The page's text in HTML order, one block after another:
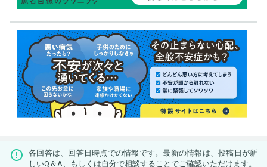
各回答は、回答日時点での情報です。最新の情報は、投稿日が新
しいQ＆A、もしくは自分で相談する ことでご確認いただけます。